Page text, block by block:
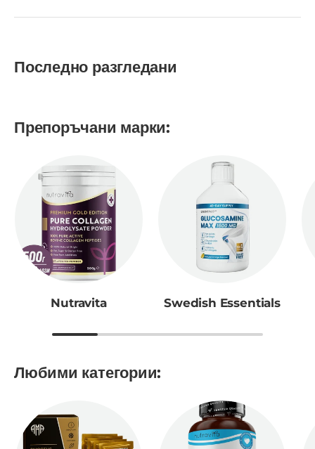
Последно разгледани
Препоръчани марки:
Nutravita Swedish Essentials
Любими категории: